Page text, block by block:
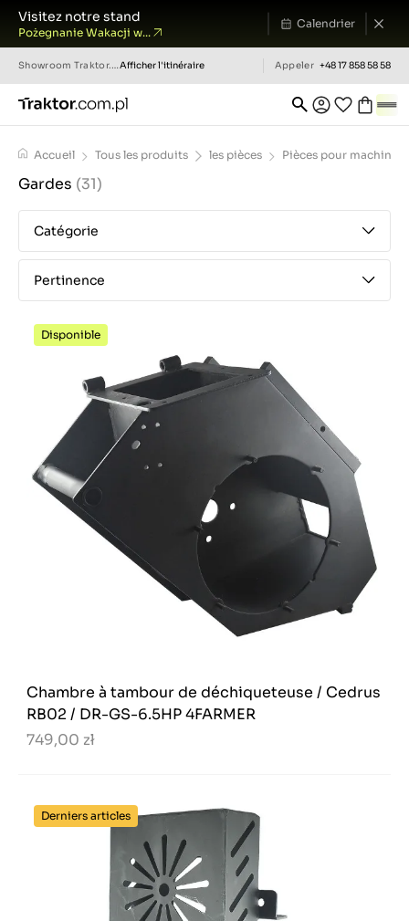
Visitez notre stand
Pożegnanie Wakacji w...
Calendrier
Showroom Traktor.com.pl Afficher l'itinéraire Appeler +48 17 858 58 58
Accueil Tous les produits les pièces Pièces pour machines
Gardes (31)
Catégorie
Pertinence
Disponible
Chambre à tambour de déchiqueteuse / Cedrus
RB02 / DR-GS-6.5HP 4FARMER
749,00 zł
Derniers articles